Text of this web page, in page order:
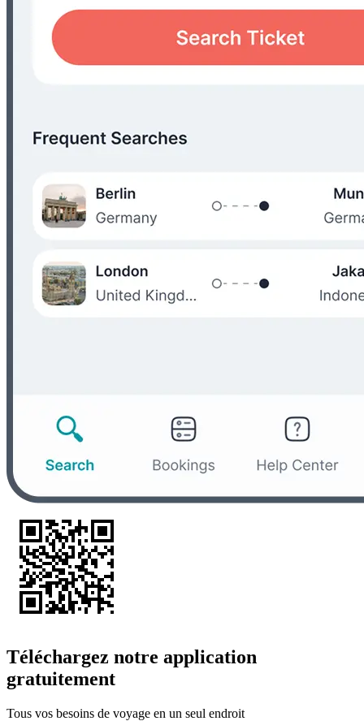
Téléchargez notre application
gratuitement
Tous vos besoins de voyage en un seul endroit